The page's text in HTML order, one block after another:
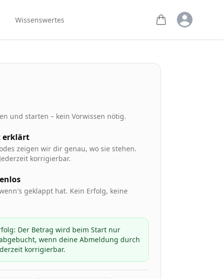
Wissenswertes Open user
und starten – kein Vorwissen nötig.
erklärt
zeigen wir dir genau, wo sie stehen.
korrigierbar.
geklappt hat. Kein Erfolg, keine
Der Betrag wird beim Start nur
wenn deine Abmeldung durch
korrigierbar.